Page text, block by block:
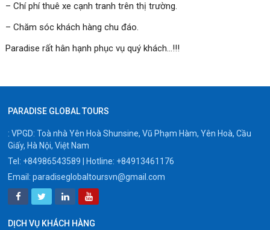
– Chí phí thuê xe cạnh tranh trên thị trường.
– Chăm sóc khách hàng chu đáo.
Paradise rất hân hạnh phục vụ quý khách…!!!
PARADISE GLOBAL TOURS
: VPGD: Toà nhà Yên Hoà Shunsine, Vũ Phạm Hàm, Yên Hoà, Cầu
Giấy, Hà Nội, Việt Nam
Tel: +84986543589 | Hotline: +84913461176
Email:paradiseglobaltoursvn@gmail.com
DỊCH VỤ KHÁCH HÀNG